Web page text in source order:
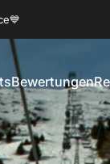
Bewertungen
Bewertungen